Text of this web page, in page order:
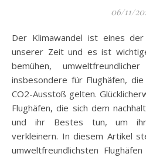
06/11/
Der Klimawandel ist eines der drängendsten Probleme
unserer Zeit und es ist
bemühen,
insbesondere für Flughäfen,
CO2-Ausstoß gelten.
Flughäfen, die sich dem
und ihr Bestes tun, um
verkleinern. In diesem Artikel
umweltfreundlichsten